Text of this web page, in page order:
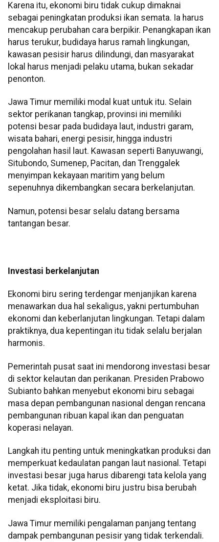
Karena itu, ekonomi biru tidak cukup dimaknai
sebagai peningkatan produksi ikan semata. Ia harus
mencakup perubahan cara berpikir. Penangkapan ikan
harus terukur, budidaya harus ramah lingkungan,
kawasan pesisir harus dilindungi, dan masyarakat
lokal harus menjadi pelaku utama, bukan sekadar
penonton.
Jawa Timur memiliki modal kuat untuk itu. Selain
sektor perikanan tangkap, provinsi ini memiliki
potensi besar pada budidaya laut, industri garam,
wisata bahari, energi pesisir, hingga industri
pengolahan hasil laut. Kawasan seperti Banyuwangi,
Situbondo, Sumenep, Pacitan, dan Trenggalek
menyimpan kekayaan maritim yang belum
sepenuhnya dikembangkan secara berkelanjutan.
Namun, potensi besar selalu datang bersama
tantangan besar.
Investasi berkelanjutan
Ekonomi biru sering terdengar menjanjikan karena
menawarkan dua hal sekaligus, yakni pertumbuhan
ekonomi dan keberlanjutan lingkungan. Tetapi dalam
praktiknya, dua kepentingan itu tidak selalu berjalan
harmonis.
Pemerintah pusat saat ini mendorong investasi besar
di sektor kelautan dan perikanan. Presiden Prabowo
Subianto bahkan menyebut ekonomi biru sebagai
masa depan pembangunan nasional dengan rencana
pembangunan ribuan kapal ikan dan penguatan
koperasi nelayan.
Langkah itu penting untuk meningkatkan produksi dan
memperkuat kedaulatan pangan laut nasional. Tetapi
investasi besar juga harus dibarengi tata kelola yang
ketat. Jika tidak, ekonomi biru justru bisa berubah
menjadi eksploitasi biru.
Jawa Timur memiliki pengalaman panjang tentang
dampak pembangunan pesisir yang tidak terkendali.